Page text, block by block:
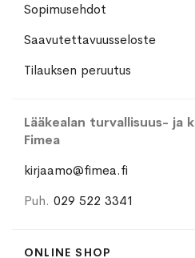
Sopimusehdot
Saavutettavuusseloste
Tilauksen peruutus
Lääkealan turvallisuus- ja
Fimea
kirjaamo@fimea.fi
Puh. 029 522 3341
ONLINE SHOP